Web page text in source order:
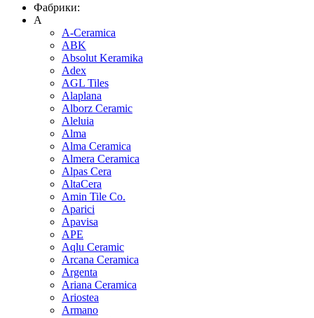
Фабрики:
A
A-Ceramica
ABK
Absolut Keramika
Adex
AGL Tiles
Alaplana
Alborz Ceramic
Aleluia
Alma
Alma Ceramica
Almera Ceramica
Alpas Cera
AltaCera
Amin Tile Co.
Aparici
Apavisa
APE
Aqlu Ceramic
Arcana Ceramica
Argenta
Ariana Ceramica
Ariostea
Armano